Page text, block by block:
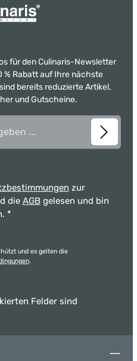
für den Culinaris-Newsletter
% Rabatt auf Ihre nächste
bereits reduzierte Artikel,
und Gutscheine.
zur
die AGB gelesen und bin
*
und es gelten die
.
Felder sind